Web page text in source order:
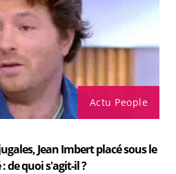
Actu People
Jean Imbert placé sous le
de quoi s'agit-il ?